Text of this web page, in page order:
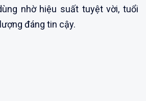
nhờ hiệu suất tuyệt vời, tuổi
đáng tin cậy.